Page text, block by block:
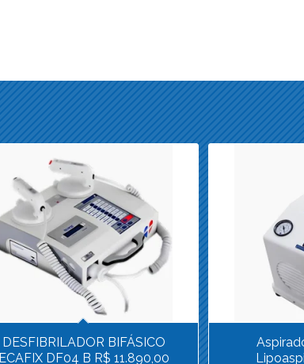
DESFIBRILADOR BIFÁSICO
ECAFIX DF04 B R$ 11.890,00